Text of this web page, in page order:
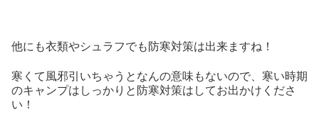
他にも衣類やシュラフでも防寒対策は出来ますね！
寒くて風邪引いちゃうとなんの意味もないので、寒い時期
のキャンプはしっかりと防寒対策はしてお出かけくださ
い！